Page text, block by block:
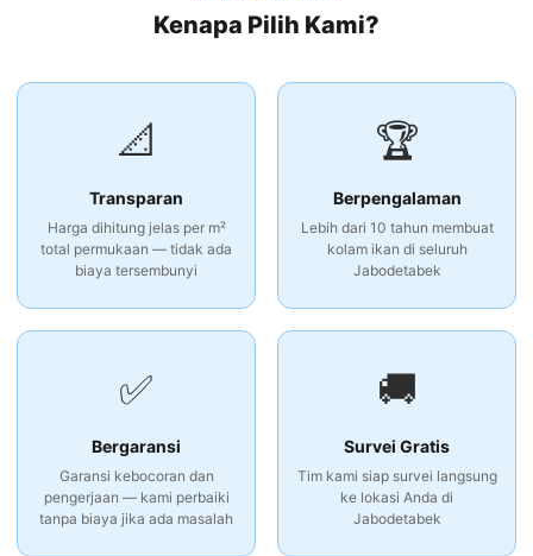
Kenapa Pilih Kami?
📐
Transparan
Harga dihitung jelas per m²
total permukaan — tidak ada
biaya tersembunyi
🏆
Berpengalaman
Lebih dari 10 tahun membuat
kolam ikan di seluruh
Jabodetabek
✅
Bergaransi
Garansi kebocoran dan
pengerjaan — kami perbaiki
tanpa biaya jika ada masalah
🚚
Survei Gratis
Tim kami siap survei langsung
ke lokasi Anda di
Jabodetabek